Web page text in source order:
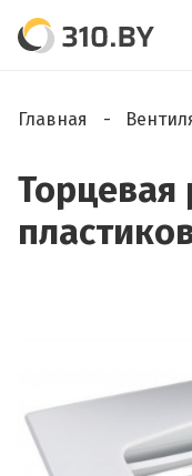
Главная
Торцевая